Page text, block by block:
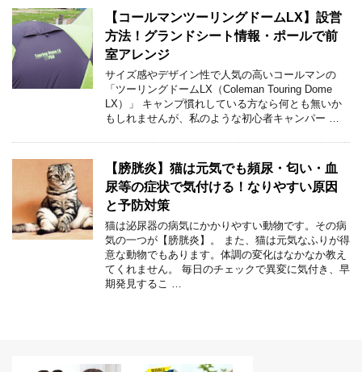
【コールマンツーリングドームLX】設営
方法！グランドシート情報・ポールで前
室アレンジ
サイズ感やデザイン性で人気の高いコールマンの
「ツーリングドームLX（Coleman Touring Dome
LX）」 キャンプ慣れしている方なら何とも無いか
もしれませんが、私のような初心者キャンパー …
【膀胱炎】猫は元気でも頻尿・匂い・血
尿等の症状で気付ける！なりやすい原因
と予防対策
猫は泌尿器の病気にかかりやすい動物です。その病
気の一つが【膀胱炎】。 また、猫は元気なふりが得
意な動物でもあります。体調の変化はなかなか教え
てくれません。 毎日のチェックで異変に気付き、早
期発見するこ …